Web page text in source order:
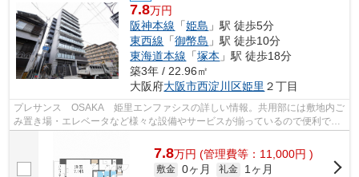
7.8万円
阪神本線 「姫島 」駅 徒歩5分
東西線 「御幣島 」駅 徒歩10分
東海道本線 「塚本 」駅 徒歩18分
築3年 / 22.96㎡
大阪府大阪市西淀川区姫里 ２丁目
プレサンス OSAKA 姫里エンファシスの詳しい情報。共用部には敷地内ご
み置き場・エレベータなど様々な設備やサービスが揃っているので便利で
す。高層建築がお好きな方には10階建ての...
7.8万円 (管理費等：11,000円 )
敷金 0ヶ月 礼金
1ヶ月